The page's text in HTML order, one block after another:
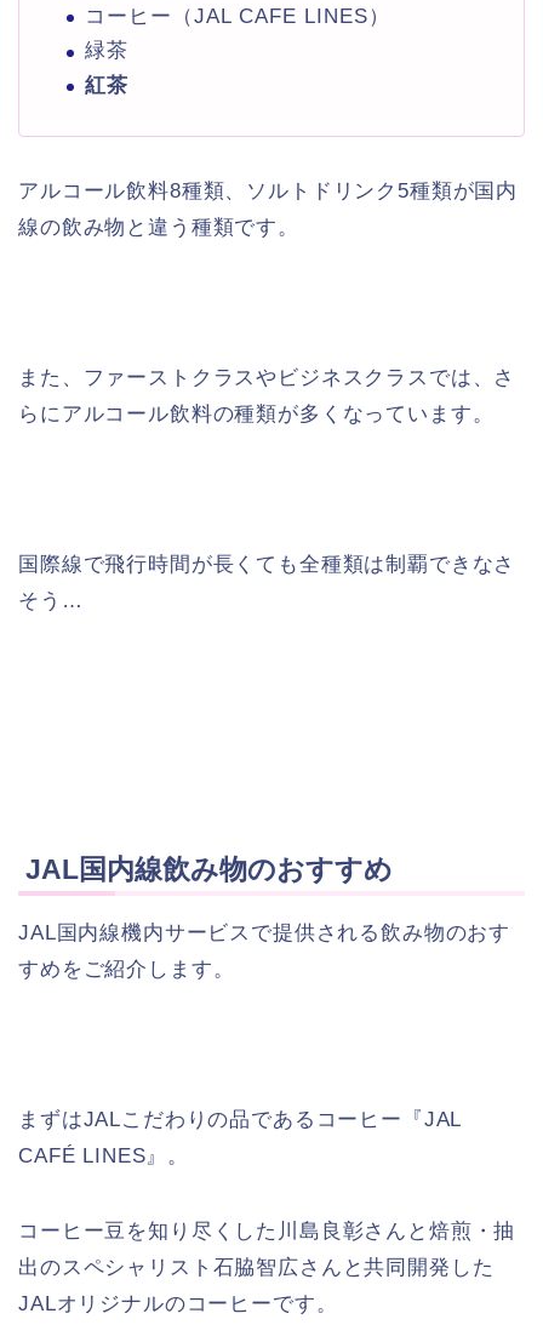
コーヒー（JAL CAFE LINES）
緑茶
紅茶
アルコール飲料8種類、ソルトドリンク5種類が国内
線の飲み物と違う種類です。
また、ファーストクラスやビジネスクラスでは、さ
らにアルコール飲料の種類が多くなっています。
国際線で飛行時間が長くても全種類は制覇できなさ
そう…
JAL国内線飲み物のおすすめ
JAL国内線機内サービスで提供される飲み物のおす
すめをご紹介します。
まずはJALこだわりの品であるコーヒー『JAL
CAFÉ LINES』。
コーヒー豆を知り尽くした川島良彰さんと焙煎・抽
出のスペシャリスト石脇智広さんと共同開発した
JALオリジナルのコーヒーです。